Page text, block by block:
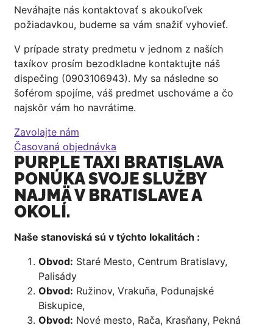
Neváhajte nás kontaktovať s akoukoľvek
požiadavkou, budeme sa vám snažiť vyhovieť.
V prípade straty predmetu v jednom z naších
taxíkov prosím bezodkladne kontaktujte náš
dispečing (0903106943). My sa následne so
šoférom spojíme, váš predmet uschováme a čo
najskôr vám ho navrátime.
Zavolajte nám
Časovaná objednávka
PURPLE TAXI BRATISLAVA
PONÚKA SVOJE SLUŽBY
NAJMÄ V BRATISLAVE A
OKOLÍ.
Naše stanoviská sú v týchto lokalitách :
Obvod: Staré Mesto, Centrum Bratislavy,
Palisády
Obvod: Ružinov, Vrakuňa, Podunajské
Biskupice,
Obvod: Nové mesto, Rača, Krasňany, Pekná